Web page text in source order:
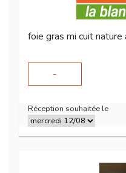
foie gras mi cuit
-
Réception souhaitée le